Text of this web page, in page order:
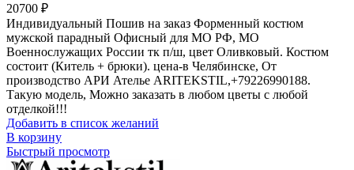
20700 ₽
Индивидуальный Пошив на заказ Форменный костюм
мужской парадный Офисный для МО РФ, МО
Военнослужащих России тк п/ш, цвет Оливковый. Костюм
состоит (Китель + брюки). цена-в Челябинске, От
производство АРИ Ателье ARITEKSTIL,+79226990188.
Такую модель, Mожно заказать в любом цветы с любой
отделкой!!!
Добавить в список желаний
В корзину
Быстрый просмотр